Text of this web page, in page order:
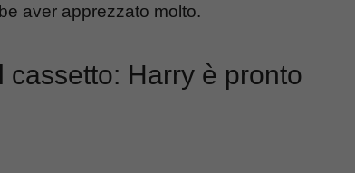
aver apprezzato molto.
Harry è pronto